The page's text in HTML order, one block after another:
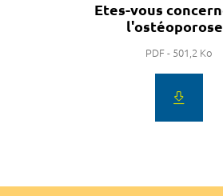
Etes-vous
l'ostéoporose
PDF - 501,2 Ko